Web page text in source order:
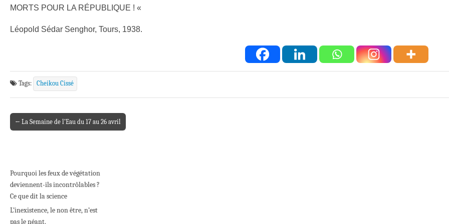
MORTS POUR LA RÉPUBLIQUE ! «
Léopold Sédar Senghor, Tours, 1938.
Tags: Cheikou Cissé
Post navigation
← La Semaine de l’Eau du 17 au 26 avril
Pourquoi les feux de végétation
deviennent-ils incontrôlables ?
Ce que dit la science
L’inexistence, le non être, n’est
pas le néant.